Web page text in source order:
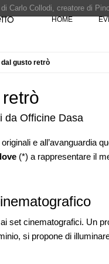
HOME
dal gusto retrò
da Officine Dasa
e all’avanguardia
(*) a rappresentare il
set cinematografici. Un
si propone di
speciale
modernista è sito
nella World
Carlo Collodi, creatore di
in un prodotto innovativo